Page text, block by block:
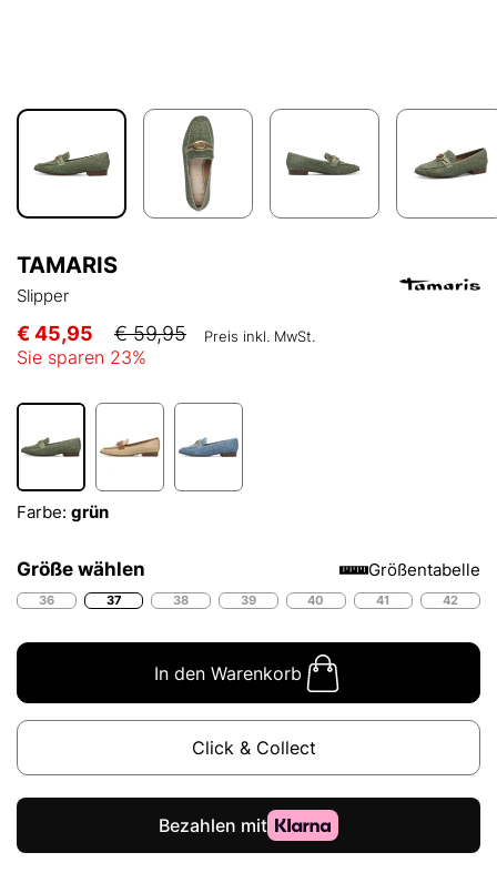
TAMARIS
Slipper
€ 45,95 € 59,95 Preis inkl. MwSt.
Sie sparen 23%
Farbe: grün
Größe wählen Größentabelle
36 37 38 39 40 41 42
In den Warenkorb
Click & Collect